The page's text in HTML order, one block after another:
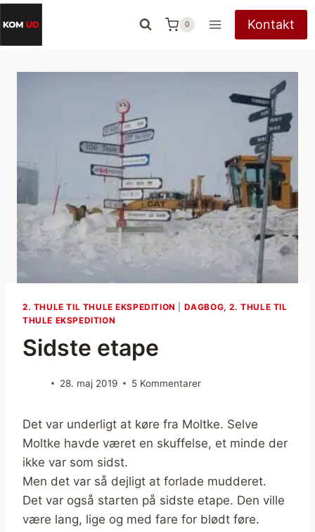
Fortsæt
til
indhold
0 Kontakt
2. THULE TIL THULE EKSPEDITION
DAGBOG, 2. THULE TIL
THULE EKSPEDITION
Sidste etape
28. maj 2019 5 Kommentarer
Det var underligt at køre fra Moltke. Selve
Moltke havde været en skuffelse, et minde der
ikke var som sidst.
Men det var så dejligt at forlade mudderet.
Det var også starten på sidste etape. Den ville
være lang, lige og med fare for blødt føre.